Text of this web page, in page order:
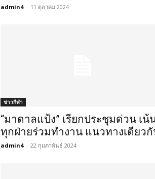
admin4 - 11 ตุลาคม 2024
ข่าวกีฬา
“มาดาลแป้ง” เรียกประชุมด่วน เน้
ทุกฝ่ายร่วมทำงาน แนวทางเดียว
admin4 - 22 กุมภาพันธ์ 2024